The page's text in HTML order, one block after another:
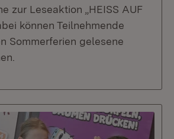
zur Leseaktion „HEISS AUF
können Teilnehmende
Sommerferien gelesene